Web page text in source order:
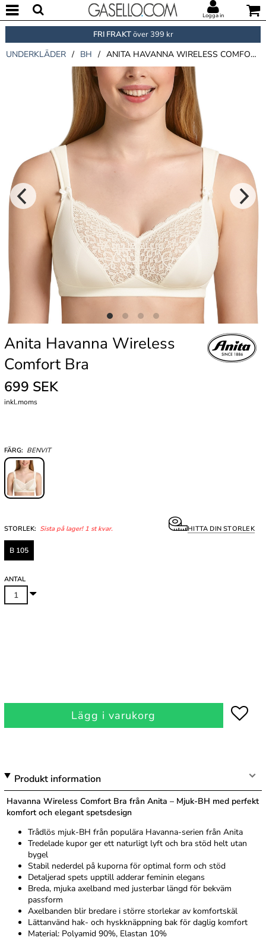
Logga in
FRI FRAKTöver 399 kr
UNDERKLÄDER / BH / ANITA HAVANNA WIRELESS COMFORT BRA
Anita Havanna Wireless
Comfort Bra
699 SEK
inkl.moms
FÄRG: BENVIT
STORLEK: Sista på lager! 1 st kvar. HITTA DIN STORLEK
B 105
ANTAL
Lägg i varukorg
Produkt information
Havanna Wireless Comfort Bra från Anita – Mjuk-BH med perfekt
komfort och elegant spetsdesign
Trådlös mjuk-BH från populära Havanna-serien från Anita
Tredelade kupor ger ett naturligt lyft och bra stöd helt utan
bygel
Stabil nederdel på kuporna för optimal form och stöd
Detaljerad spets upptill adderar feminin elegans
Breda, mjuka axelband med justerbar längd för bekväm
passform
Axelbanden blir bredare i större storlekar av komfortskäl
Lättanvänd hak- och hyskknäppning bak för daglig komfort
Material: Polyamid 90%, Elastan 10%